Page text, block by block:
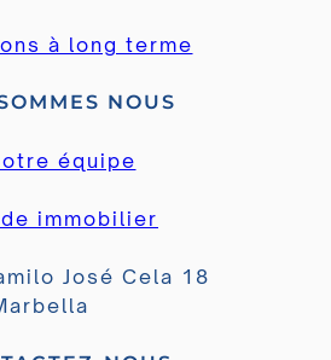
à long terme
NOUS
équipe
immobilier
José Cela 18